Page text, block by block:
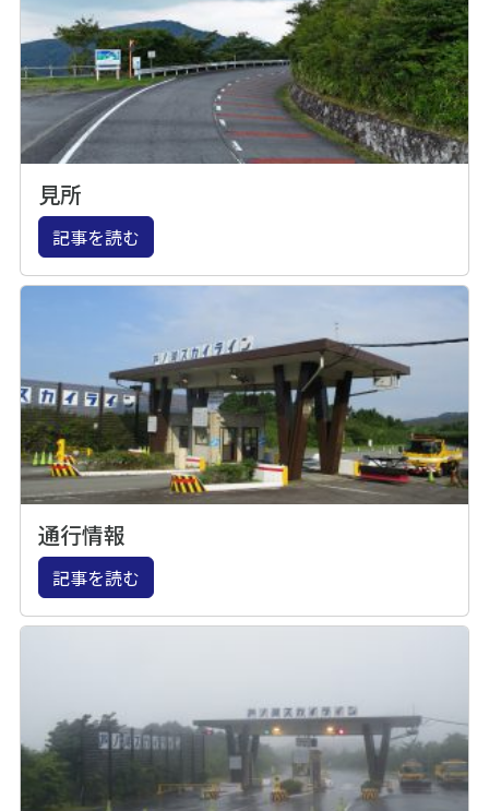
見所
記事を読む
通行情報
記事を読む